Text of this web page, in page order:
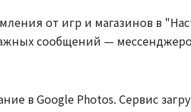
от игр и магазинов в
сообщений —
в Google Photos. Сервис